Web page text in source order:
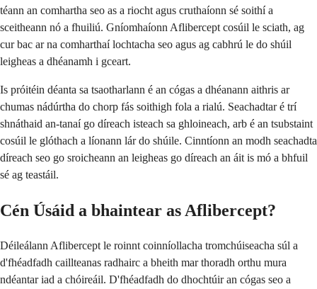
téann an comhartha seo as a riocht agus cruthaíonn sé soithí a
sceitheann nó a fhuiliú. Gníomhaíonn Aflibercept cosúil le sciath, ag
cur bac ar na comharthaí lochtacha seo agus ag cabhrú le do shúil
leigheas a dhéanamh i gceart.
Is próitéin déanta sa tsaotharlann é an cógas a dhéanann aithris ar
chumas nádúrtha do chorp fás soithigh fola a rialú. Seachadtar é trí
shnáthaid an-tanaí go díreach isteach sa ghloineach, arb é an tsubstaint
cosúil le glóthach a líonann lár do shúile. Cinntíonn an modh seachadta
díreach seo go sroicheann an leigheas go díreach an áit is mó a bhfuil
sé ag teastáil.
Cén Úsáid a bhaintear as Aflibercept?
Déileálann Aflibercept le roinnt coinníollacha tromchúiseacha súl a
d'fhéadfadh caillteanas radhairc a bheith mar thoradh orthu mura
ndéantar iad a chóireáil. D'fhéadfadh do dhochtúir an cógas seo a